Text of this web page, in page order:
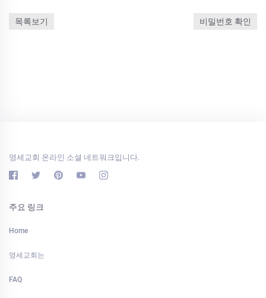
목록보기 비밀번호 확인
영세교회 온라인 소셜 네트워크입니다.
주요 링크
Home
영세교회는
FAQ